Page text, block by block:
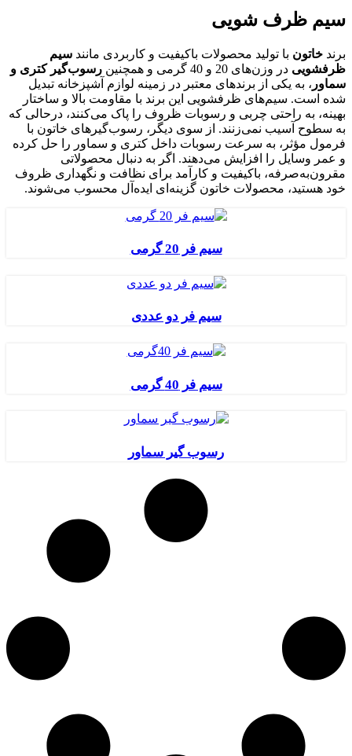
سیم ظرف شویی
برند خاتون با تولید محصولات باکیفیت و کاربردی مانند سیم
ظرفشویی در وزن‌های 20 و 40 گرمی و همچنین
رسوب‌گیر کتری و
سماور ، به یکی از برندهای معتبر در زمینه لوازم آشپزخانه تبدیل
شده است. سیم‌های ظرفشویی این برند با مقاومت بالا و ساختار
بهینه، به راحتی چربی و رسوبات ظروف را پاک می‌کنند، درحالی که
به سطوح آسیب نمی‌زنند. از سوی دیگر، رسوب‌گیرهای خاتون با
فرمول مؤثر، به سرعت رسوبات داخل کتری و سماور را حل کرده
و عمر وسایل را افزایش می‌دهند. اگر به دنبال محصولاتی
مقرون‌به‌صرفه، باکیفیت و کارآمد برای نظافت و نگهداری ظروف
خود هستید، محصولات خاتون گزینه‌ای ایده‌آل محسوب می‌شوند.
سیم فر 20 گرمی
سیم فر دو عددی
سیم فر 40 گرمی
رسوب گیر سماور